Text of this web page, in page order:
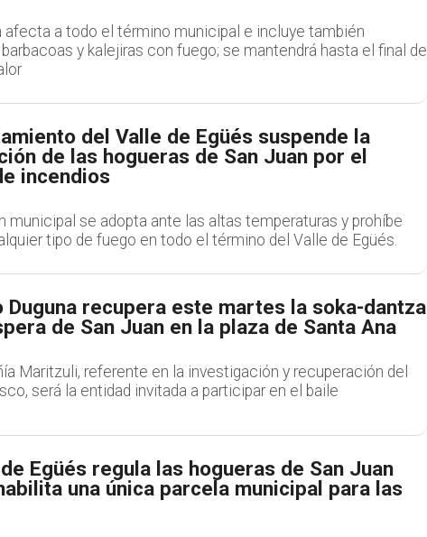
afecta a todo el término municipal e incluye también
y kalejiras con fuego; se mantendrá hasta el final de
del Valle de Egüés suspende la
de las hogueras de San Juan por el
incendios
municipal se adopta ante las altas temperaturas y prohíbe
tipo de fuego en todo el término del Valle de Egüés.
Duguna recupera este martes la soka-dantza
de San Juan en la plaza de Santa Ana
Maritzuli, referente en la investigación y recuperación del
será la entidad invitada a participar en el baile
Egüés regula las hogueras de San Juan
una única parcela municipal para las